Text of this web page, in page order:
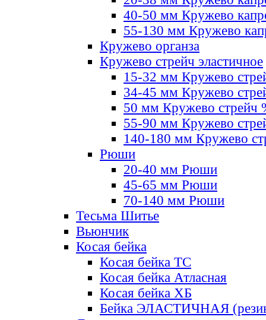
40-50 мм Кружево
55-130 мм Кружево
Кружево органза
Кружево стрейч эластичное
15-32 мм Кружево
34-45 мм Кружево
50 мм Кружево стрейч
55-90 мм Кружево
140-180 мм Кружево
Рюши
20-40 мм Рюши
45-65 мм Рюши
70-140 мм Рюши
Тесьма Шитье
Вьюнчик
Косая бейка
Косая бейка ТС
Косая бейка Атласная
Косая бейка ХБ
Бейка ЭЛАСТИЧНАЯ